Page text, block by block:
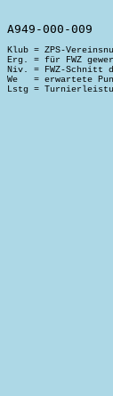
Klub = ZPS-
Erg. = für FWZ
Niv. = FWZ-Schnitt
We   = erwartete